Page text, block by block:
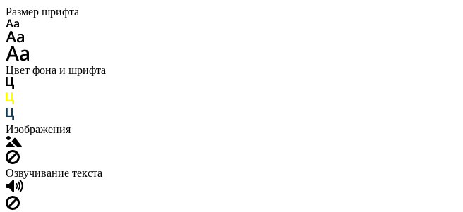
Размер шрифта
Цвет фона и шрифта
Изображения
Озвучивание текста